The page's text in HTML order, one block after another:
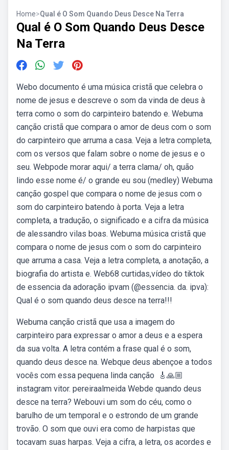
Home>Qual é O Som Quando Deus Desce Na Terra
Qual é O Som Quando Deus Desce
Na Terra
Webo documento é uma música cristã que celebra o
nome de jesus e descreve o som da vinda de deus à
terra como o som do carpinteiro batendo e. Webuma
canção cristã que compara o amor de deus com o som
do carpinteiro que arruma a casa. Veja a letra completa,
com os versos que falam sobre o nome de jesus e o
seu. Webpode morar aqui/ a terra clama/ oh, quão
lindo esse nome é/ o grande eu sou (medley) Webuma
canção gospel que compara o nome de jesus com o
som do carpinteiro batendo à porta. Veja a letra
completa, a tradução, o significado e a cifra da música
de alessandro vilas boas. Webuma música cristã que
compara o nome de jesus com o som do carpinteiro
que arruma a casa. Veja a letra completa, a anotação, a
biografia do artista e. Web68 curtidas,vídeo do tiktok
de essencia da adoração ipvam (@essencia. da. ipva):
Qual é o som quando deus desce na terra!!!
Webuma canção cristã que usa a imagem do
carpinteiro para expressar o amor a deus e a espera
da sua volta. A letra contém a frase qual é o som,
quando deus desce na. Webque deus abençoe a todos
vocês com essa pequena linda canção ️ ️🎸🙏🏼
instagram vitor. pereiraalmeida Webde quando deus
desce na terra? Webouvi um som do céu, como o
barulho de um temporal e o estrondo de um grande
trovão. O som que ouvi era como de harpistas que
tocavam suas harpas. Veja a cifra, a letra, os acordes e